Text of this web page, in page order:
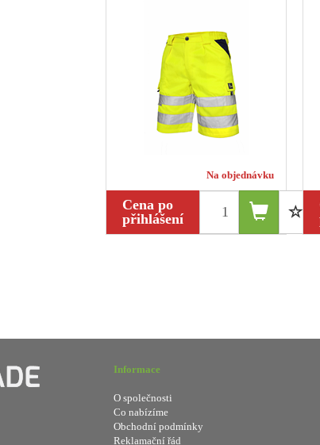
Na objednávku
Cena po
přihlášení
Informace
O společnosti
Co nabízíme
Obchodní podmínky
Reklamační řád